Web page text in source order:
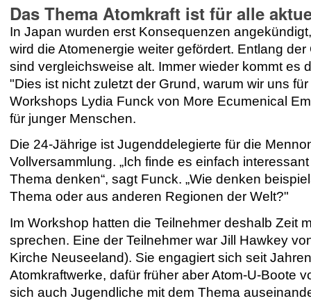
Das Thema Atomkraft ist für alle
In Japan wurden erst Konsequenzen
wird die Atomenergie weiter gefördert. Entlang
sind vergleichsweise alt. Immer wieder kommt es
"Dies ist nicht zuletzt der Grund, warum wir uns
Workshops Lydia Funck von More Ecumenical
für junger Menschen.
Die 24-Jährige ist Jugenddelegierte für die
Vollversammlung. „Ich finde es einfach
Thema denken“, sagt Funck. „Wie denken
Thema oder aus anderen Regionen der Welt?"
Im Workshop hatten die Teilnehmer deshalb Zeit
sprechen. Eine der Teilnehmer war Jill Hawkey
Kirche Neuseeland). Sie engagiert sich seit
Atomkraftwerke, dafür früher aber Atom-U-Boote
sich auch Jugendliche mit dem Thema